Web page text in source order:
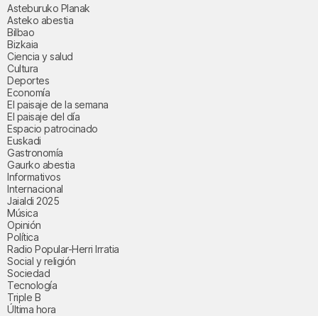
Asteburuko Planak
Asteko abestia
Bilbao
Bizkaia
Ciencia y salud
Cultura
Deportes
Economía
El paisaje de la semana
El paisaje del día
Espacio patrocinado
Euskadi
Gastronomía
Gaurko abestia
Informativos
Internacional
Jaialdi 2025
Música
Opinión
Política
Radio Popular-Herri Irratia
Social y religión
Sociedad
Tecnología
Triple B
Última hora